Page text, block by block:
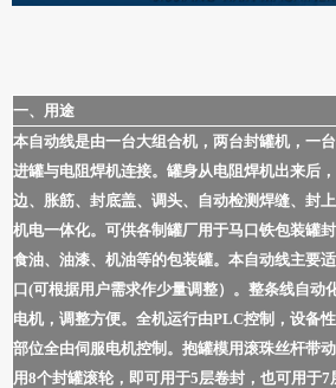
一、用途
本自动线是由一台大组合机，两台封罐机，一
进罐与电阻焊机连接。罐身从电阻焊机出来后
边、胀筋、封底盖、调头、自动检测焊缝、封
机电一体化。可供各制罐厂用于马口铁包装罐
食油、油漆、机油等的包装罐。本自动线主要
口(可根据用户需求作少量调整）。整条线自动
电机，调整方便。全机运行由PLC控制，设备
部位全由伺服电机控制。抱罐模用滚珠丝杆带
用8个封罐滚轮，即可用于5层卷封，也可用于7